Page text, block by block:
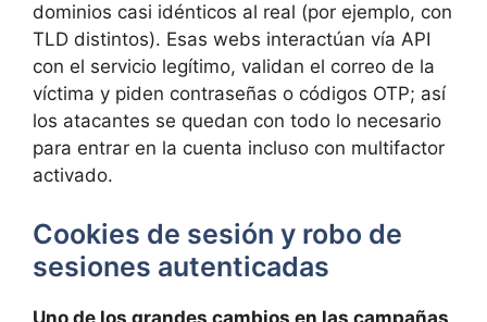
dominios casi idénticos al real (por ejemplo, con
TLD distintos). Esas webs interactúan vía API
con el servicio legítimo, validan el correo de la
víctima y piden contraseñas o códigos OTP; así
los atacantes se quedan con todo lo necesario
para entrar en la cuenta incluso con multifactor
activado.
Cookies de sesión y robo de
sesiones autenticadas
Uno de los grandes cambios en las campañas